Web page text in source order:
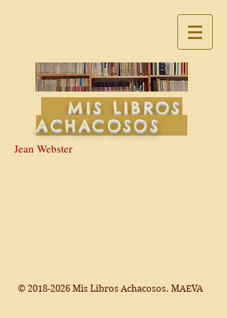
MIS LIBROS
ACHACOSOS
Jean Webster
© 2018-2026 Mis Libros Achacosos. MAEVA